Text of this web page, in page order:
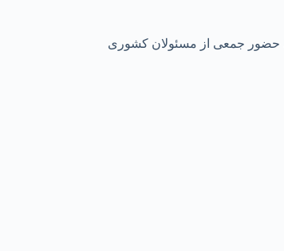
حضور جمعی از مسئولان کشوری